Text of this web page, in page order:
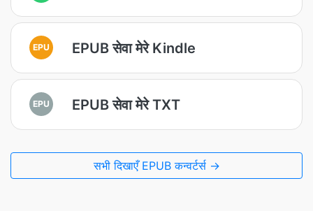
EPU EPUB सेवा मेरे Kindle
EPU EPUB सेवा मेरे TXT
सभी दिखाएँ EPUB कन्वर्टर्स →